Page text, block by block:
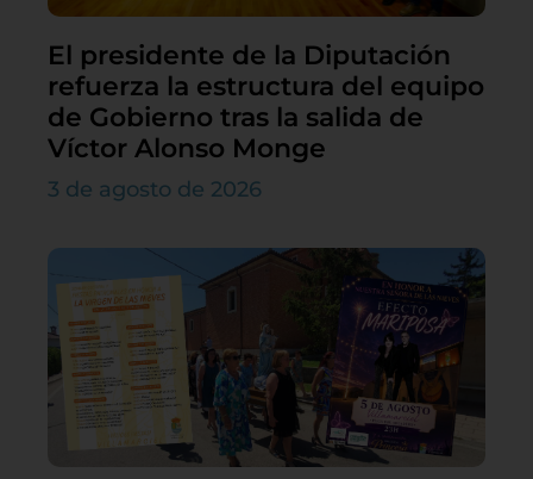
El presidente de la Diputación
refuerza la estructura del equipo
de Gobierno tras la salida de
Víctor Alonso Monge
3 de agosto de 2026